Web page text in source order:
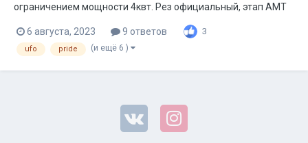
ограничением мощности 4квт. Рез официальный, этап АМТ
PT Cruiser хетчбэк. Питание 3х30 ЛТО от Алексея Автонова,
генератор боль, штатный 120а. Усилитель Aura Monstro 8000.
6 августа, 2023 9 ответов 3
ufo pride (и ещё 6 )